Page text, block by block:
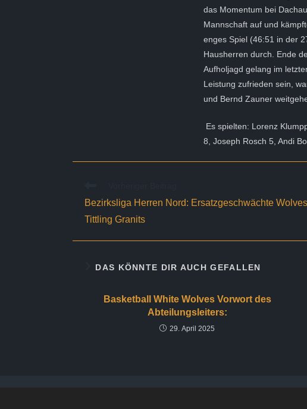
das Momentum bei
Mannschaft auf und
enges Spiel (46:51 in der
Hausherren durch. Ende
Aufholjagd gelang im
Leistung zufrieden sein,
und Bernd Zauner
Es spielten: Lorenz
8, Joseph Rosch 5, Andi
ansehen
Bezirksliga Herren Nord: Ersatzgeschwächte
Tittling Granits
DAS KÖNNTE DIR AUCH GEFALLEN
Basketball White Wolves Vorwort des
Abteilungsleiters:
29. April 2025